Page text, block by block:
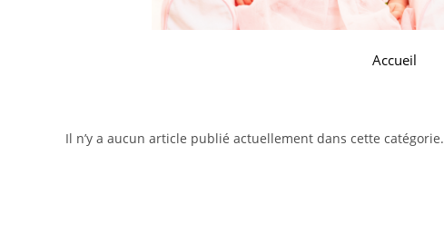
Accueil
Il n’y a aucun article publié actuellement dans cette catégorie.